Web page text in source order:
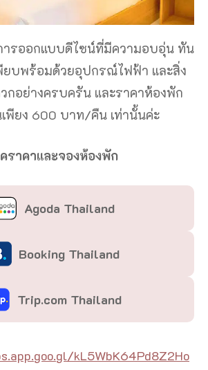
ารออกแบบดีไซน์ที่มีความอบอุ่น ทัน
ยบพร้อมด้วยอุปกรณ์ไฟฟ้า และสิ่ง
กอย่างครบครัน และราคาห้องพัก
พียง 600 บาท/คืน เท่านั้นค่ะ
คราคาและจองห้องพัก
Agoda Thailand
Booking Thailand
Trip.com Thailand
kL5WbK64Pd8Z2Ho